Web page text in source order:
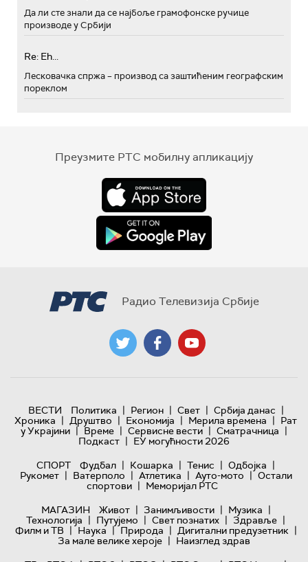
Да ли сте знали да се најбоље грамофонске ручице
производе у Србији
Re: Eh...
Лесковачка спржа – производ са заштићеним географским
пореклом
Преузмите РТС мобилну апликацију
Радио Телевизија Србије
ВЕСТИ Политика | Регион | Свет | Србија данас |
Хроника | Друштво | Економија | Мерила времена | Рат
у Украјини | Време | Сервисне вести | Сматрачница |
Подкаст | ЕУ могућности 2026
СПОРТ
Фудбал | Кошарка | Тенис | Одбојка |
Рукомет | Ватерполо | Атлетика | Ауто-мото | Остали
спортови | Меморијал РТС
МАГАЗИН
Живот | Занимљивости | Музика |
Технологијa | Путујемо | Свет познатих | Здравље |
Филм и ТВ | Наука | Природа | Дигитални предузетник |
За мале велике хероје | Наизглед здрав